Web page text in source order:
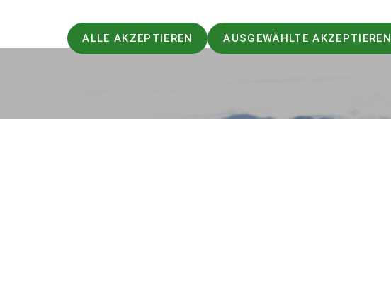
ALLE AKZEPTIEREN AUSGEWÄHLTE AKZEPTIEREN